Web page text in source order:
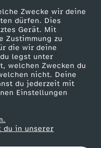
Zwecke wir deine
dürfen. Dies
Gerät. Mit
Zustimmung zu
die wir deine
legst unter
welchen Zwecken du
nicht. Deine
du jederzeit mit
Einstellungen
du in unserer